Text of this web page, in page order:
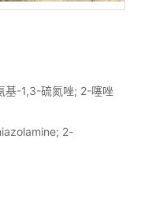
基-1,3-硫氮唑; 2-噻唑
2-